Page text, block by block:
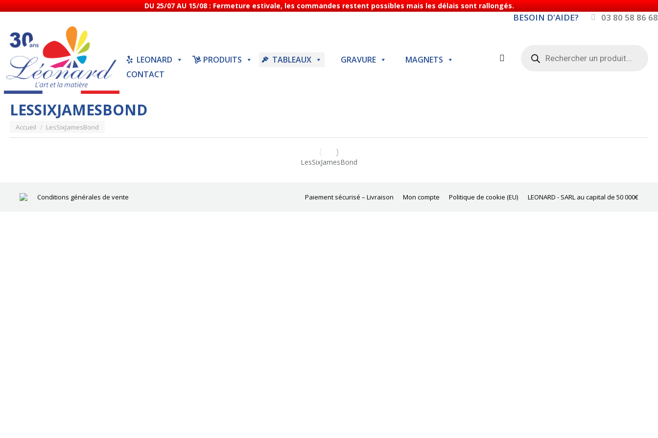
DU 25/07 AU 15/08 : Fermeture estivale, les commandes restent possibles mais les délais sont rallongés.
BESOIN D'AIDE? 03 80 58 86 68
LEONARD PRODUITS TABLEAUX GRAVURE
MAGNETS
CONTACT
produits
LESSIXJAMESBOND
Vous êtes ici :
Accueil LesSixJamesBond
LesSixJamesBond
Conditions générales de vente Paiement sécurisé – Livraison Mon compte Politique de cookie (EU) LEONARD - SARL au capital de 50 000€